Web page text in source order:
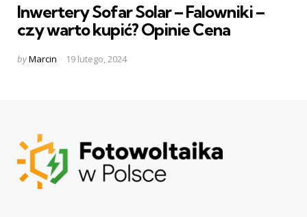
Inwertery Sofar Solar – Falowniki –
czy warto kupić? Opinie Cena
Posted
byMarcin 19 lutego, 2024